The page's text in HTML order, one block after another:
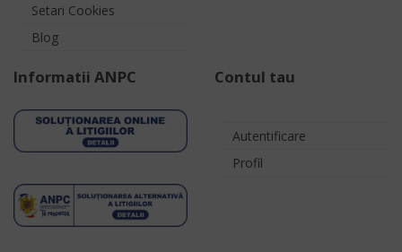
Setari Cookies
Blog
Informatii ANPC Contul tau
Autentificare
Profil